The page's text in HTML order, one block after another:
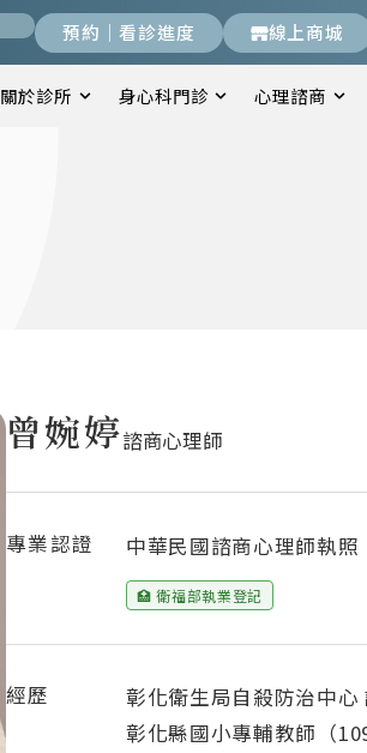
預約｜看診進度 線上商城
關於診所 身心科門診 心理諮商
曾婉婷諮商心理師
專業認證 中華民國諮商心理師執
🏥 衛福部執業登記
經歷
彰化衛生局自殺防治中心
彰化縣國小專輔教師（